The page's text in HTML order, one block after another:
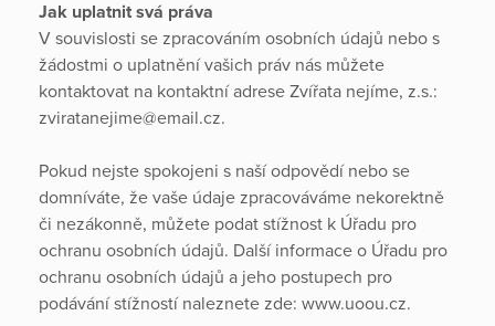
Jak uplatnit svá práva
V souvislosti se zpracováním osobních údajů nebo s
žádostmi o uplatnění vašich práv nás můžete
kontaktovat na kontaktní adrese Zvířata nejíme, z.s.:
zviratanejime@email.cz.
Pokud nejste spokojeni s naší odpovědí nebo se
domníváte, že vaše údaje zpracováváme nekorektně
či nezákonně, můžete podat stížnost k Úřadu pro
ochranu osobních údajů. Další informace o Úřadu pro
ochranu osobních údajů a jeho postupech pro
podávání stížností naleznete zde: www.uoou.cz.